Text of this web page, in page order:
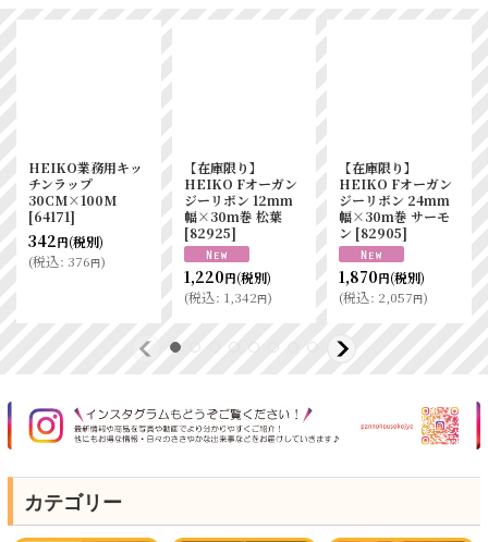
HEIKO業務用キッ
チンラップ
30CM×100M
[64171]
342円(税別)
(税込: 376円)
【在庫限り】
HEIKO Fオーガン
ジーリボン 12mm
幅×30m巻 松葉
[82925]
1,220円(税別)
(税込: 1,342円)
【在庫限り】
HEIKO Fオーガン
ジーリボン 24mm
幅×30m巻 サーモ
ン [82905]
1,870円(税別)
(税込: 2,057円)
カテゴリー